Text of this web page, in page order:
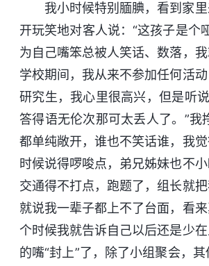
我小时候特别腼腆，看到家
开玩笑地对客人说：“这孩子是个
为自己嘴笨总被人笑话、数落，
学校期间，我从来不参加任何活
研究生，我心里很高兴，但是听
答得语无伦次那可太丢人了。”
都单纯敞开，谁也不笑话谁，我
时候说得啰唆点，弟兄姊妹也不
交通得不打点，跑题了，组长就
就说我一辈子都上不了台面，看
个时候我就告诉自己以后还是少
的嘴“封上”了，除了小组聚会，